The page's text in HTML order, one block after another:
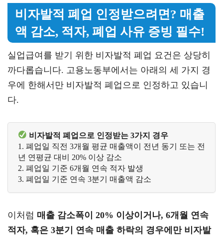
비자발적 폐업 인정받으려면? 매출
액 감소, 적자, 폐업 사유 증빙 필수!
실업급여를 받기 위한 비자발적 폐업 요건은 상당히
까다롭습니다. 고용노동부에서는 아래의 세 가지 경
우에 한해서만 비자발적 폐업으로 인정하고 있습니
다.
비자발적 폐업으로 인정받는 3가지 경우
1. 폐업일 직전 3개월 평균 매출액이 전년 동기 또는 전
년 연평균 대비 20% 이상 감소
2. 폐업일 기준 6개월 연속 적자 발생
3. 폐업일 기준 연속 3분기 매출액 감소
이처럼 매출 감소폭이 20% 이상이거나, 6개월 연속
적자, 혹은 3분기 연속 매출 하락의 경우에만 비자발